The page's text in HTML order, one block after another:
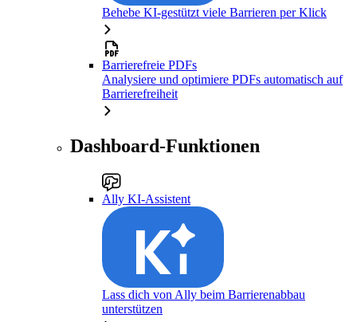
Behebe KI-gestützt viele Barrieren per Klick
Barrierefreie PDFs
Analysiere und optimiere PDFs automatisch auf
Barrierefreiheit
Dashboard-Funktionen
Ally KI-Assistent
Lass dich von Ally beim Barrierenabbau
unterstützen